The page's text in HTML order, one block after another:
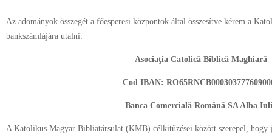
Az adományok összegét a főesperesi központok által összesítve kérem a
bankszámlájára utalni:
Asociaţia Catolică Biblică Maghiară
Cod IBAN:
Banca Comercială Română SA Alba
A Katolikus Magyar Bibliatársulat (KMB) célkitűzései között szerepel, hogy